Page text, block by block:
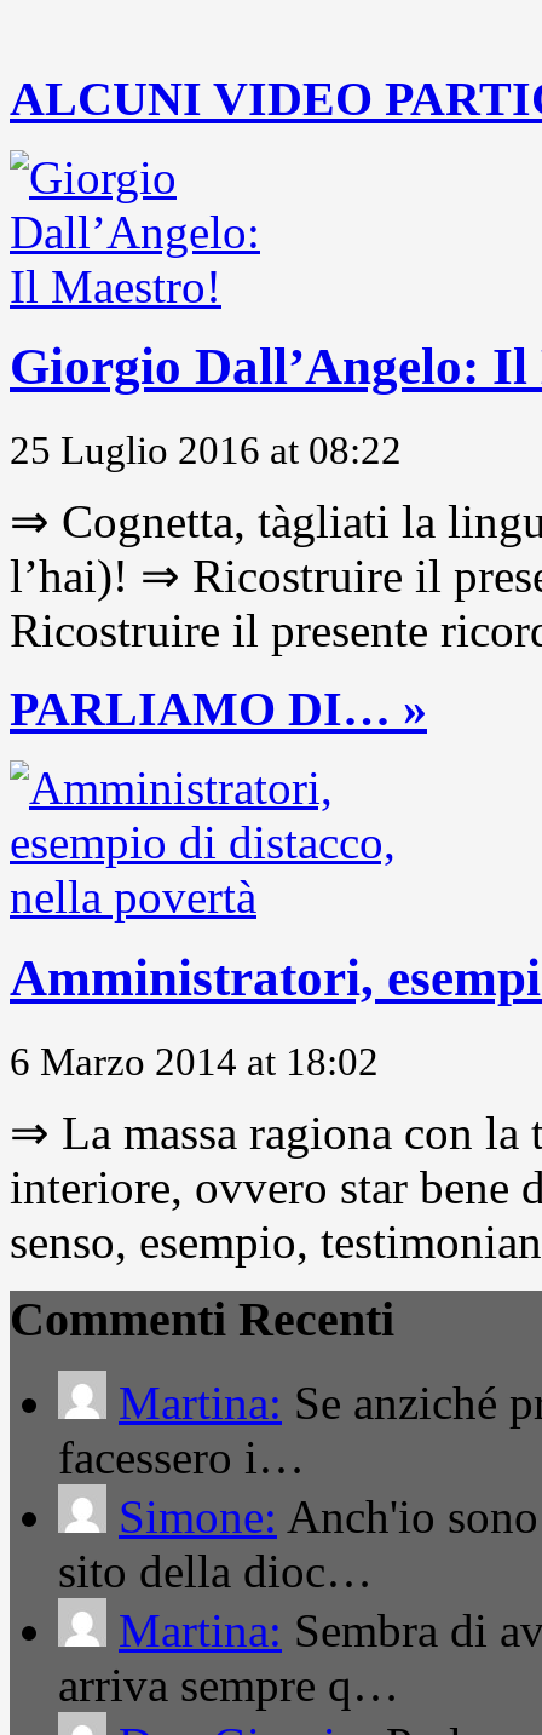
ALCUNI VIDEO
Giorgio Dall’Angelo:
25 Luglio 2016 at 08:22
⇒ Cognetta, tàgliati la
l’hai)! ⇒ Ricostruire il
Ricostruire il presente
PARLIAMO DI… »
Amministratori,
6 Marzo 2014 at 18:02
⇒ La massa ragiona con
interiore, ovvero star
senso, esempio,
Commenti Recenti
Martina: Se anziché
facessero i…
Simone: Anch'io
sito della dioc…
Martina: Sembra di
arriva sempre q…